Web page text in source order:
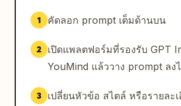
1 คัดลอก prompt เต็มด้านบน
2
เปิดแพลตฟอร์มที่รองรับ GPT
YouMind แล้ววาง prompt ลง
3
เปลี่ยนหัวข้อ สไตล์ หรือรายละ